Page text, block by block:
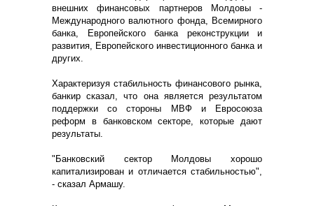
внешних финансовых партнеров Молдовы -
Международного валютного фонда, Всемирного
банка, Европейского банка реконструкции и
развития, Европейского инвестиционного банка и
других.
Характеризуя стабильность финансового рынка,
банкир сказал, что она является результатом
поддержки со стороны МВФ и Евросоюза
реформ в банковском секторе, которые дают
результаты.
"Банковский сектор Молдовы хорошо
капитализирован и отличается стабильностью",
- сказал Армашу.